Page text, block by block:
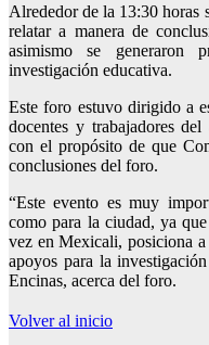
Alrededor de la 13:30 horas
relatar a manera de
asimismo se generaron
investigación educativa.
Este foro estuvo dirigido a
docentes y trabajadores
con el propósito de que
conclusiones del foro.
“Este evento es muy
como para la ciudad, ya
vez en Mexicali, posiciona
apoyos para la
Encinas, acerca del foro.
Volver al inicio